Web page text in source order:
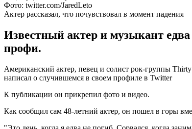
Фото: twitter.com/JaredLeto
Актер рассказал, что почувствовал в момент падения
Известный актер и музыкант
профи.
Американский актер, певец и солист рок-группы
написал о случившемся в своем профиле в Twitter
К публикации он прикрепил фото и видео.
Как сообщил сам 48-летний актер, он пошел в горы